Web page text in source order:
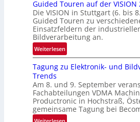
z
t
e
M
ö
g
l
c
h
k
e
ü
c
k
k
e
h
e
r
i
n
Guided Touren auf der VISION
Die VISION in Stuttgart (6. bis
Guided Touren zu
Einsatzfeldern der
Bildverarbeitung an.
Weiterlesen:
G
u
d
e
d
T
Tagung zu Elektronik- und
Trends
Am 8. und 9. September
Fachabteilungen VDMA
Productronic in Hochstraß,
gemeinsame Tagung bei
: